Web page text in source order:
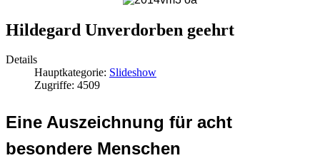
Hildegard Unverdorben geehrt
Details
Hauptkategorie: Slideshow
Zugriffe: 4509
Eine Auszeichnung für acht
besondere Menschen